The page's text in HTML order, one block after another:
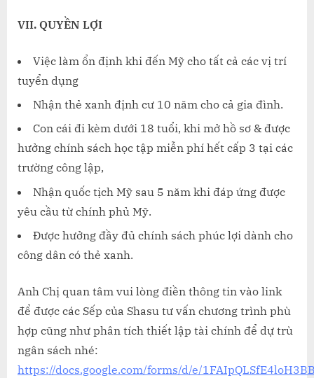
VII. QUYỀN LỢI
Việc làm ổn định khi đến Mỹ cho tất cả các vị trí
tuyển dụng
Nhận thẻ xanh định cư 10 năm cho cả gia đình.
Con cái đi kèm dưới 18 tuổi, khi mở hồ sơ & được
hưởng chính sách học tập miễn phí hết cấp 3 tại các
trường công lập,
Nhận quốc tịch Mỹ sau 5 năm khi đáp ứng được
yêu cầu từ chính phủ Mỹ.
Được hưởng đầy đủ chính sách phúc lợi dành cho
công dân có thẻ xanh.
Anh Chị quan tâm vui lòng điền thông tin vào link
để được các Sếp của Shasu tư vấn chương trình phù
hợp cũng như phân tích thiết lập tài chính để dự trù
ngân sách nhé:
https://docs.google.com/forms/d/e/